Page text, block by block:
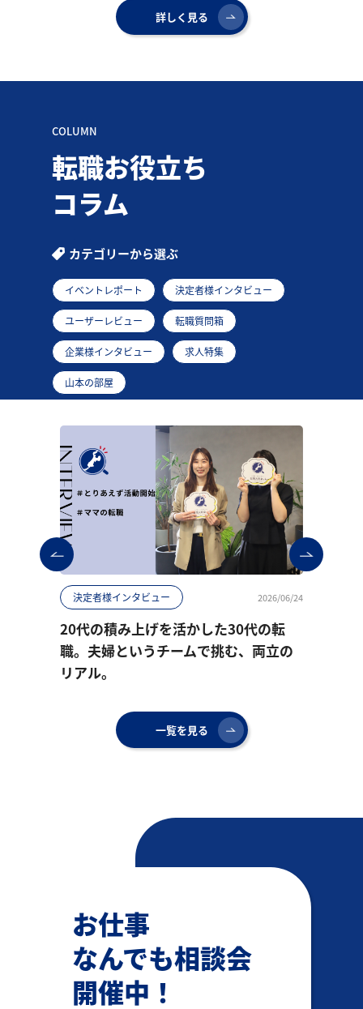
詳しく見る
COLUMN
転職お役立ち
コラム
カテゴリーから選ぶ
イベントレポート 決定者様インタビュー
ユーザーレビュー 転職質問箱
企業様インタビュー 求人特集
山本の部屋
決定者様インタビュー 2026/06/24
20代の積み上げを活かした30代の転
職。夫婦というチームで挑む、両立の
リアル。
一覧を見る
お仕事
なんでも相談会
開催中！